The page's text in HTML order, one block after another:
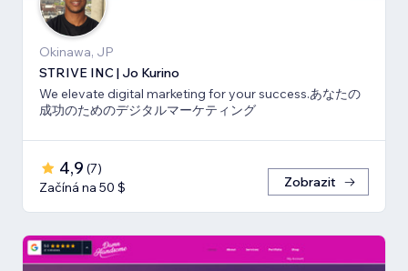
Okinawa, JP
STRIVE INC | Jo Kurino
We elevate digital marketing for your success.あなたの
成功のためのデジタルマーケティング
4,9 (7)
Začíná na 50 $
Zobrazit